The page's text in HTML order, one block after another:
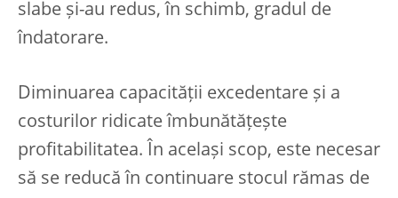
slabe și-au redus, în schimb, gradul de
îndatorare.
Diminuarea capacității excedentare și a
costurilor ridicate îmbunătățește
profitabilitatea. În același scop, este necesar
să se reducă în continuare stocul rămas de